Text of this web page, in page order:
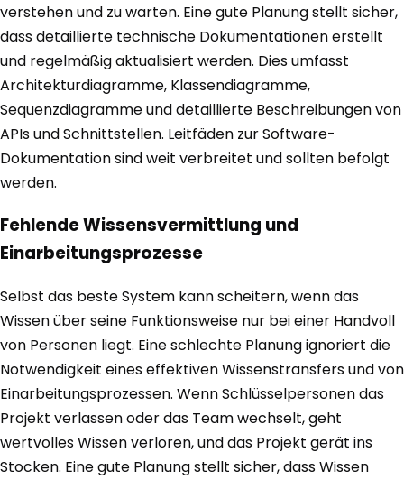
verstehen und zu warten. Eine gute Planung stellt sicher,
dass detaillierte technische Dokumentationen erstellt
und regelmäßig aktualisiert werden. Dies umfasst
Architekturdiagramme, Klassendiagramme,
Sequenzdiagramme und detaillierte Beschreibungen von
APIs und Schnittstellen. Leitfäden zur Software-
Dokumentation sind weit verbreitet und sollten befolgt
werden.
Fehlende Wissensvermittlung und
Einarbeitungsprozesse
Selbst das beste System kann scheitern, wenn das
Wissen über seine Funktionsweise nur bei einer Handvoll
von Personen liegt. Eine schlechte Planung ignoriert die
Notwendigkeit eines effektiven Wissenstransfers und von
Einarbeitungsprozessen. Wenn Schlüsselpersonen das
Projekt verlassen oder das Team wechselt, geht
wertvolles Wissen verloren, und das Projekt gerät ins
Stocken. Eine gute Planung stellt sicher, dass Wissen